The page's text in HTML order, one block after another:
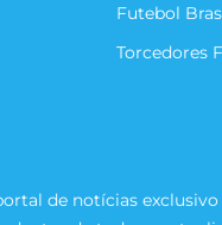
Futebol
Torcedores
de notícias